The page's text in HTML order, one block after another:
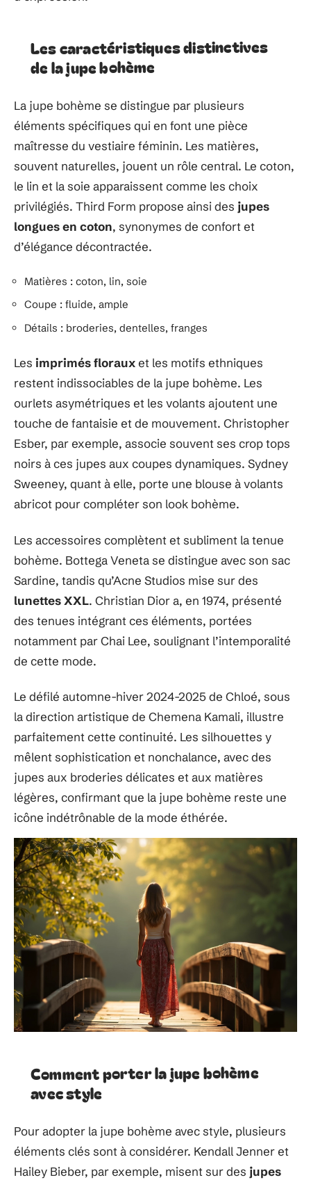
Les caractéristiques distinctives
de la jupe bohème
La jupe bohème se distingue par plusieurs
éléments spécifiques qui en font une pièce
maîtresse du vestiaire féminin. Les matières,
souvent naturelles, jouent un rôle central. Le coton,
le lin et la soie apparaissent comme les choix
privilégiés. Third Form propose ainsi des jupes
longues en coton, synonymes de confort et
d’élégance décontractée.
Matières : coton, lin, soie
Coupe : fluide, ample
Détails : broderies, dentelles, franges
Les imprimés florauxet les motifs ethniques
restent indissociables de la jupe bohème. Les
ourlets asymétriques et les volants ajoutent une
touche de fantaisie et de mouvement. Christopher
Esber, par exemple, associe souvent ses crop tops
noirs à ces jupes aux coupes dynamiques. Sydney
Sweeney, quant à elle, porte une blouse à volants
abricot pour compléter son look bohème.
Les accessoires complètent et subliment la tenue
bohème. Bottega Veneta se distingue avec son sac
Sardine, tandis qu’Acne Studios mise sur des
lunettes XXL. Christian Dior a, en 1974, présenté
des tenues intégrant ces éléments, portées
notamment par Chai Lee, soulignant l’intemporalité
de cette mode.
Le défilé automne-hiver 2024-2025 de Chloé, sous
la direction artistique de Chemena Kamali, illustre
parfaitement cette continuité. Les silhouettes y
mêlent sophistication et nonchalance, avec des
jupes aux broderies délicates et aux matières
légères, confirmant que la jupe bohème reste une
icône indétrônable de la mode éthérée.
Comment porter la jupe bohème
avec style
Pour adopter la jupe bohème avec style, plusieurs
éléments clés sont à considérer. Kendall Jenner et
Hailey Bieber, par exemple, misent sur des jupes